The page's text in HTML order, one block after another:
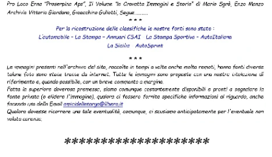
********************